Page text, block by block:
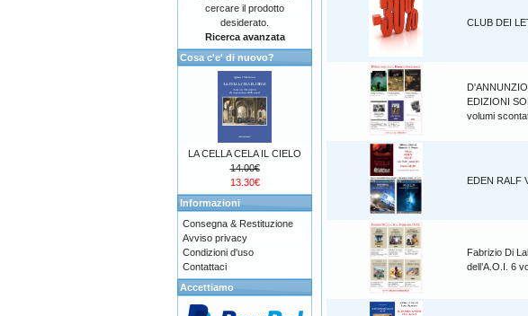
CLUB DEI
EDIZIONI
volumi
EDEN RALF
Fabrizio Di
dell’A.O.I. 6
cercare il prodotto
desiderato.
Ricerca avanzata
Cosa c'e' di nuovo?
LA CELLA CELA IL CIELO
14.00€
13.30€
Informazioni
Consegna & Restituzione
Avviso privacy
Condizioni d'uso
Contattaci
Accettiamo